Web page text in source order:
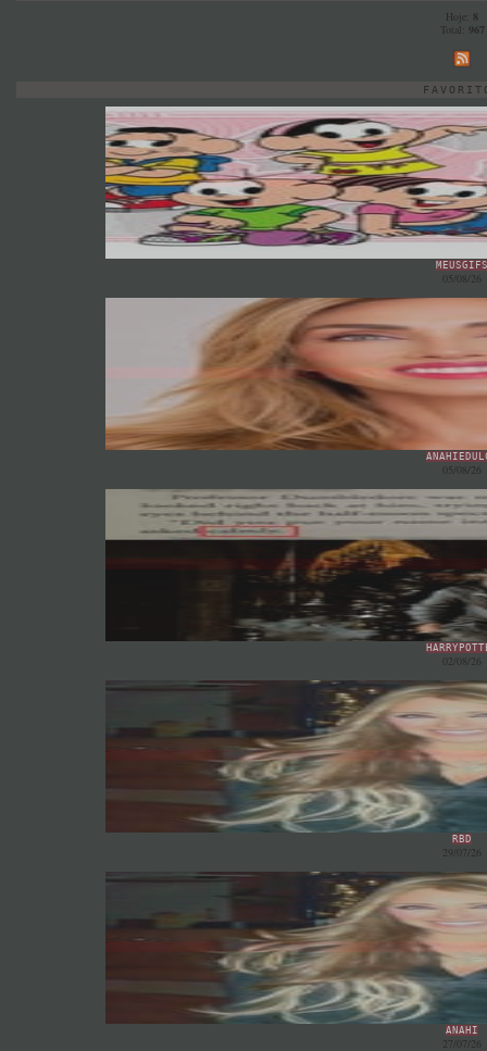
Hoje: 8
Total: 967
MEUSGIFS
05/08/26
05/08/26
02/08/26
RBD
29/07/26
ANAHI
27/07/26